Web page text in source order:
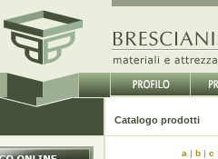
a | b | c